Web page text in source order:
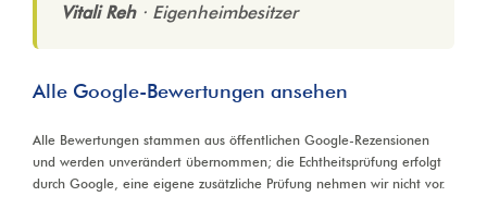
Vitali Reh· Eigenheimbesitzer
Alle Google-Bewertungen ansehen
Alle Bewertungen stammen aus öffentlichen Google-Rezensionen
und werden unverändert übernommen; die Echtheitsprüfung erfolgt
durch Google, eine eigene zusätzliche Prüfung nehmen wir nicht vor.